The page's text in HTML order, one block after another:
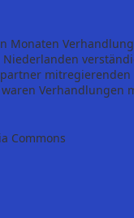
Monaten
Commons